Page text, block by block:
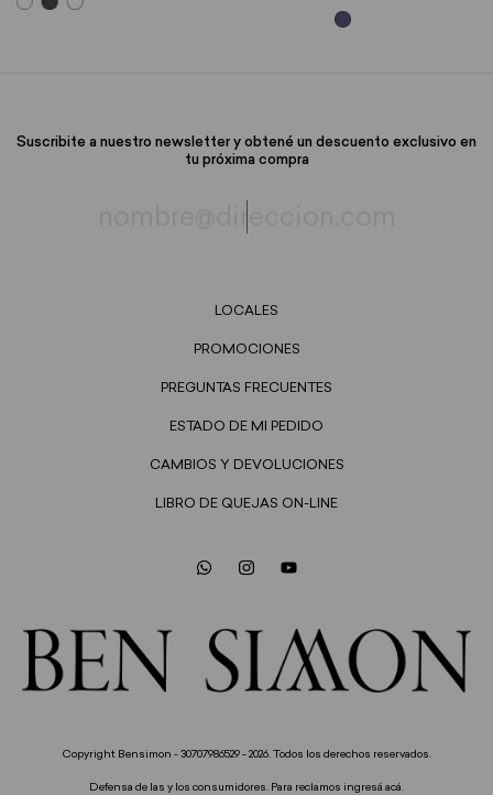
Suscribite a nuestro newsletter y obtené un descuento exclusivo en
tu próxima compra
LOCALES
PROMOCIONES
PREGUNTAS FRECUENTES
ESTADO DE MI PEDIDO
CAMBIOS Y DEVOLUCIONES
LIBRO DE QUEJAS ON-LINE
Copyright Bensimon - 30707986529 - 2026. Todos los derechos reservados.
Defensa de las y los consumidores. Para reclamos ingresá acá.